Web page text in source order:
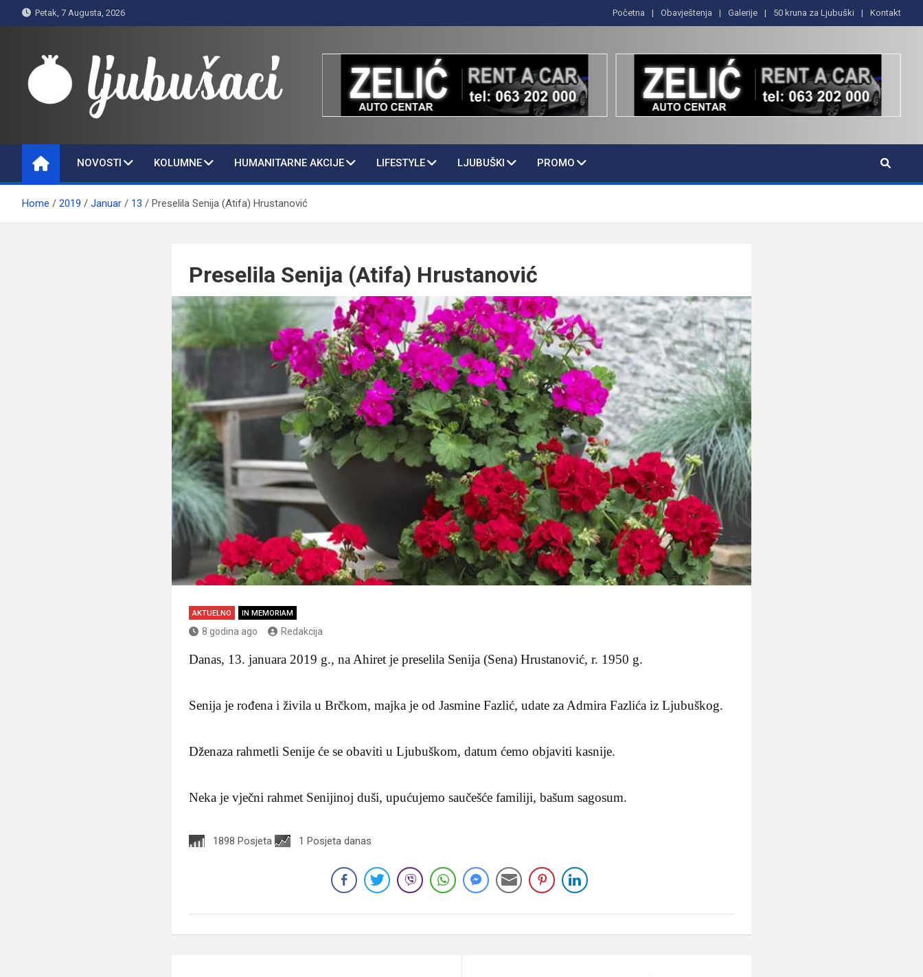
to
Petak, 7 Augusta, 2026 Početna Obavještenja Galerije 50 kruna za Ljubuški Kontakt
Ljubušaci
NOVOSTI KOLUMNE HUMANITARNE AKCIJE LIFESTYLE LJUBUŠKI PROMO
Home 2019 Januar 13 Preselila Senija (Atifa) Hrustanović
Preselila Senija (Atifa) Hrustanović
AKTUELNO IN MEMORIAM
8 godina ago Redakcija
Danas, 13. januara 2019 g., na Ahiret je preselila Senija (Sena) Hrustanović, r. 1950 g.
Senija je rođena i živila u Brčkom, majka je od Jasmine Fazlić, udate za Admira Fazlića iz Ljubuškog.
Dženaza rahmetli Senije će se obaviti u Ljubuškom, datum ćemo objaviti kasnije.
Neka je vječni rahmet Senijinoj duši, upućujemo saučešće familiji, bašum sagosum.
1898 Posjeta 1 Posjeta danas